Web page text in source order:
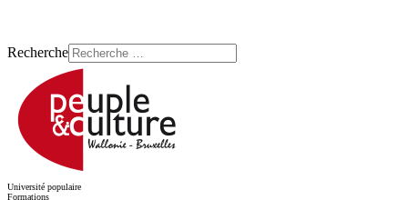
Recherche
Université populaire
Formations